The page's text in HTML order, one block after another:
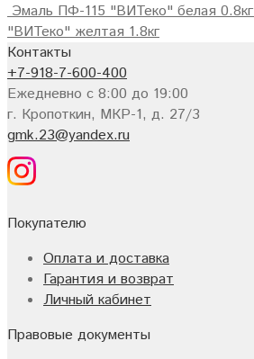
Эмаль ПФ-115 "ВИТеко" белая 0.8кг
"ВИТеко" желтая 1.8кг
Контакты
+7-918-7-600-400
Ежедневно с 8:00 до 19:00
г. Кропоткин, МКР-1, д. 27/3
gmk.23@yandex.ru
Покупателю
Оплата и доставка
Гарантия и возврат
Личный кабинет
Правовые документы